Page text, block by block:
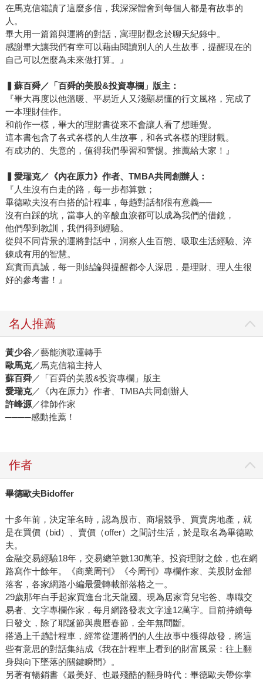
在馬克信箱讀了這麼多信，我深深體會到每個人都是有故事的
人。
畢大用一篇篇與運將的對話，寓理財觀念於聊天紀錄中。
感謝畢大讓我們有幸可以藉由閱讀別人的人生故事，提醒現在的
自己可以怎麼為未來做打算。』
蘇百舜／「百舜的美股&投資專欄」版主：
『畢大再度以他溫暖、平易近人又淺顯易懂的行文風格，完成了
一本理財佳作。
和前作一樣，畢大的理財書從來不會讓人看了想睡覺。
這本書包含了各式各樣的人生故事，和各式各樣的理財觀。
有成功的、失意的，值得我們學習和警惕。推薦給大家！』
愛瑞克／《內在原力》作者、 TMBA共同創辦人：
『人生沒有白走的路，每一步都算數；
畢德歐夫沒有白搭的計程車，每趟對話都很有意義──
沒有白踩的坑，當事人的辛酸血淚都可以成為我們的借鏡，
他們學到教訓，我們得到經驗。
從與不同背景的運將對話中，洞察人生百態、吸取生活經驗、淬
鍊成有用的智慧。
寫實而真誠，每一則結論與提醒都令人深思，是理財、理人生很
好的參考書！』
名人推薦
黃少谷／藝能演歌運轉手
歐馬克／馬克信箱主持人
蘇百舜／「百舜的美股&投資專欄」版主
愛瑞克／《內在原力》作者、TMBA共同創辦人
許峰源／律師作家
────感動推薦！
作者
畢德歐夫Bidoffer
十多年前，決定筆名時，認為股市、商場競爭、買賣房地產，就
是在買價（bid）、賣價（offer）之間討生活，於是取名為畢德歐
夫。
金融交易經驗18年，交易總筆數130萬筆。投資理財之餘，也在網
路寫作十餘年。《商業周刊》《今周刊》專欄作家、美股財金部
落客，各家網路小編最愛轉載部落格之一。
29歲那年白手起家買進台北天龍國。現為居家育兒宅爸、專職交
易者、文字專欄作家，每月網路發表文字達12萬字。目前持續每
日發文，除了耶誕節與農曆春節，全年無間斷。
搭過上千趟計程車，經常從運將們的人生故事中獲得啟發，將這
些有意思的對話集結成《我在計程車上看到的財富風景：往上翻
身與向下墜落的關鍵瞬間》。
另著有暢銷書《最美好、也最殘酷的翻身時代：畢德歐夫帶你掌